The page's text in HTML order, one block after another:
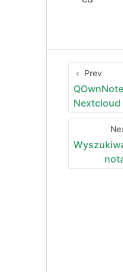
Prev
Nextcloud